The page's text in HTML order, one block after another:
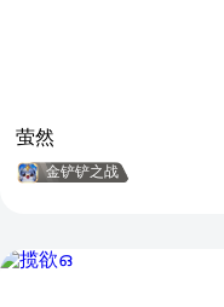
萤然
金铲铲之战